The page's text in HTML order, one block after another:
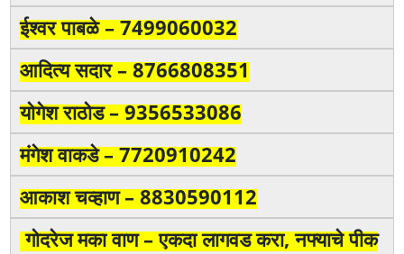
ईश्वर पाबळे – 7499060032
आदित्य सदार – 8766808351
योगेश राठोड – 9356533086
मंगेश वाकडे – 7720910242
आकाश चव्हाण – 8830590112
गोदरेज मका वाण – एकदा लागवड करा, नफ्याचे पीक